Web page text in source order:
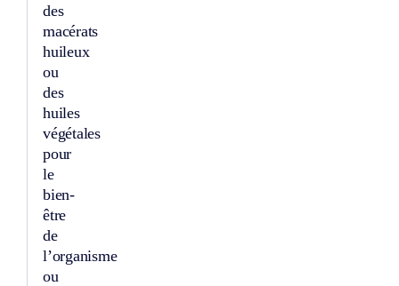
des
macérats
huileux
ou
des
huiles
végétales
pour
le
bien-
être
de
l’organisme
ou